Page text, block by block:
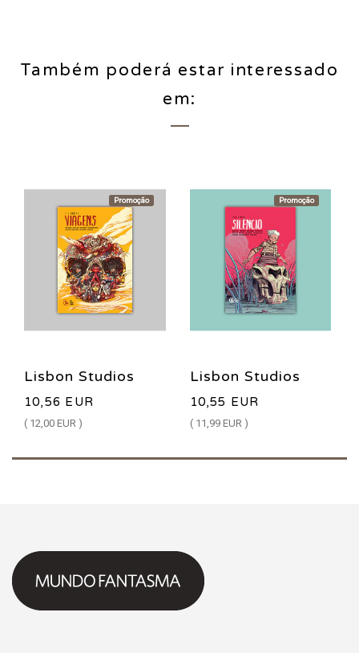
Também poderá estar interessado
em:
Esgotado
Promoção
Lisbon Studios
Series Vol. 03:
Viagens HC
10,56 EUR
( 12,00 EUR )
Esgotado
Promoção
Lisbon Studios
Series Vol. 02:
Silêncio HC
10,55 EUR
( 11,99 EUR )